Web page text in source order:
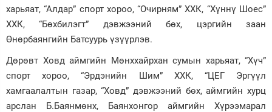
харьяат, “Алдар” спорт хороо, “Очирням” ХХК, “Хүннү Шоес”
ХХК, “Бөхбилэгт” дэвжээний бөх, цэргийн заан
Өнөрбаянгийн Батсуурь үзүүрлэв.
Дөрөвт Ховд аймгийн Мөнххайрхан сумын харьяат, “Хүч”
спорт хороо, “Эрдэнийн Шим” ХХК, “ЦЕГ Эргүүл
хамгаалалтын газар, “Ховд” дэвжээний бөх, аймгийн хурц
арслан Б.Баянмөнх, Баянхонгор аймгийн Хүрээмарал